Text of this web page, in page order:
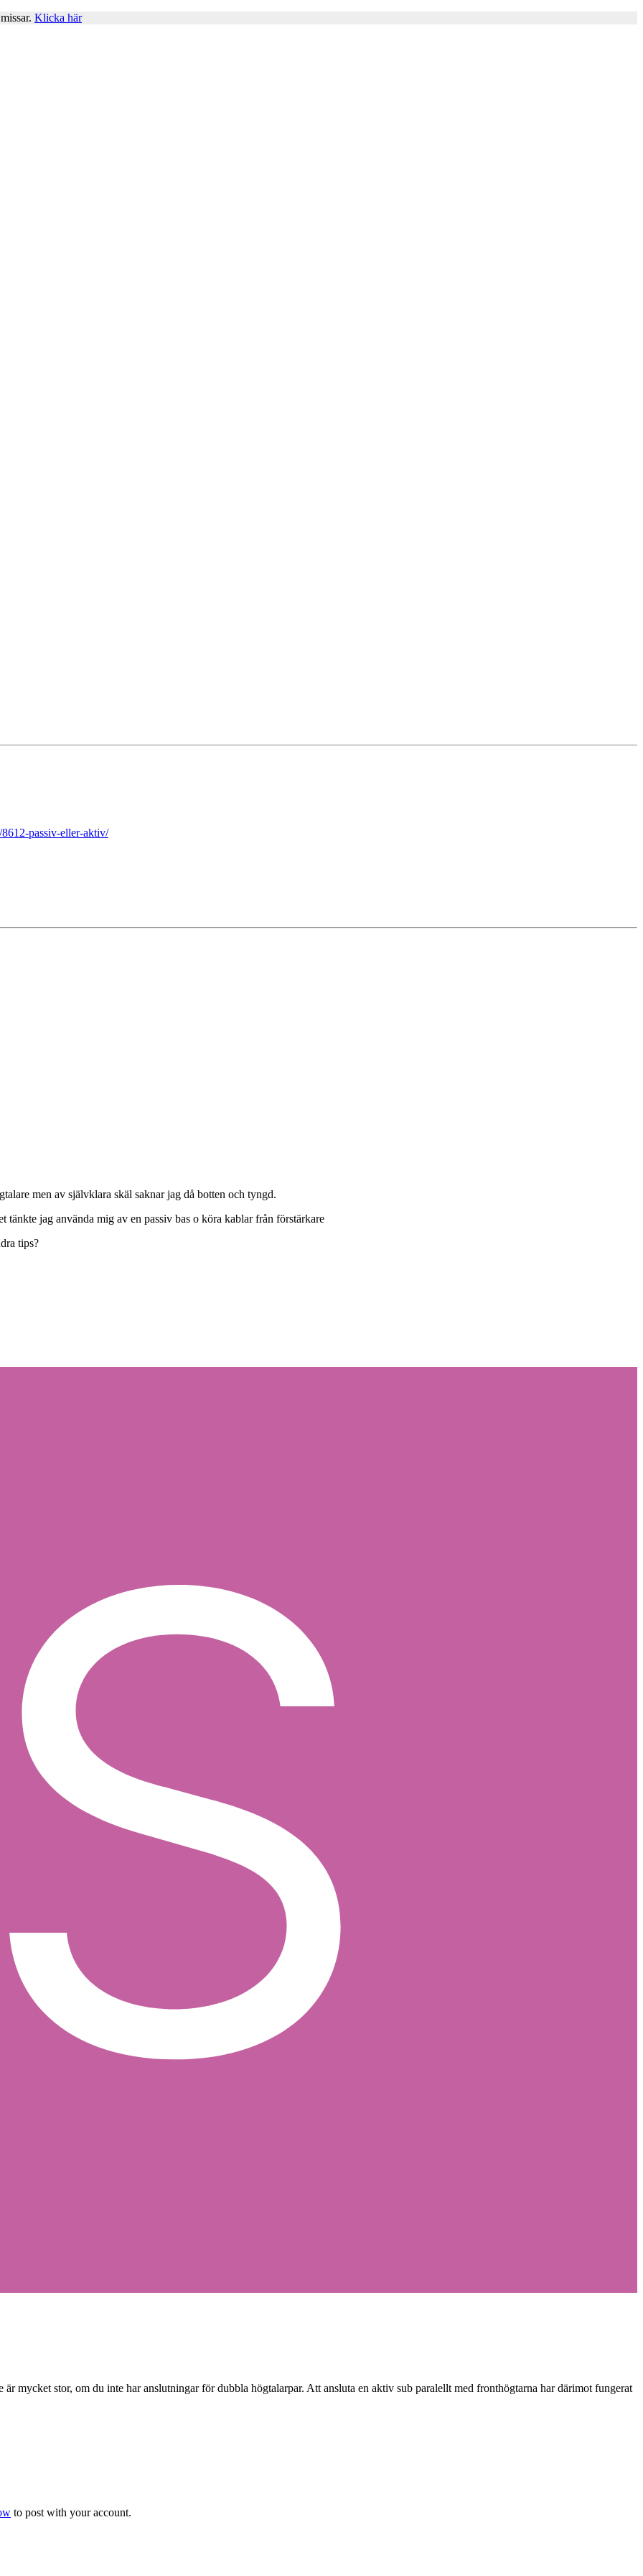
Klicka här
passiv-eller-aktiv/
men av självklara skäl saknar jag då botten och tyngd.
tänkte jag använda mig av en passiv bas o köra kablar från förstärkare
tips?
mycket stor, om du inte har anslutningar för dubbla högtalarpar. Att ansluta en aktiv sub paralellt med fronthögtarna har därimot fungerat
to post with your account.